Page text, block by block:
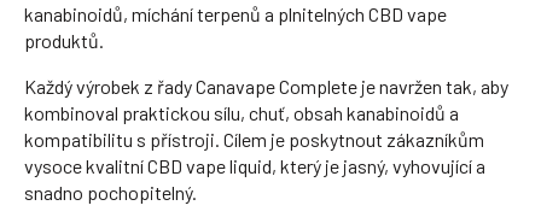
kanabinoidů, míchání terpenů a plnitelných CBD vape
produktů.
Každý výrobek z řady Canavape Complete je navržen tak, aby
kombinoval praktickou sílu, chuť, obsah kanabinoidů a
kompatibilitu s přístroji. Cílem je poskytnout zákazníkům
vysoce kvalitní CBD vape liquid, který je jasný, vyhovující a
snadno pochopitelný.